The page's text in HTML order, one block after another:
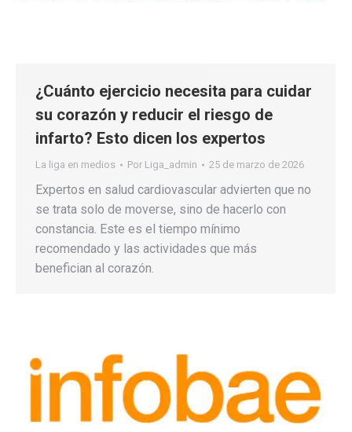
¿Cuánto ejercicio necesita para cuidar
su corazón y reducir el riesgo de
infarto? Esto dicen los expertos
La liga en medios Por Liga_admin 25 de marzo de 2026
Expertos en salud cardiovascular advierten que no
se trata solo de moverse, sino de hacerlo con
constancia. Este es el tiempo mínimo
recomendado y las actividades que más
benefician al corazón.